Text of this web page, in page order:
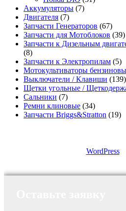
Аккумуляторы (7)
Двигателя (7)
Запчасти Генераторов (67)
Запчасти для Мотоблоков (39)
Запчасти к Дизельным
(8)
Запчасти к Электропилам (5)
Мотокультиваторы
Выключатели / Клавиши (139)
Щетки угольные /
Сальники (7)
Ремни клиновые (34)
Запчасти Briggs&Stratton (19)
WordPress